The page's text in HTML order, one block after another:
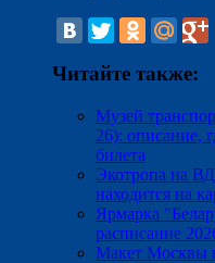
Читайте также:
Музей
26): описание,
билета
Экотропа на
находится на
Ярмарка
расписание
Макет Москвы